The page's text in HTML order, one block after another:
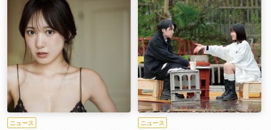
ニュース ニュース